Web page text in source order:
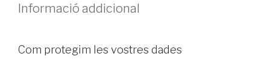
Informació addicional
Com protegim les vostres dades